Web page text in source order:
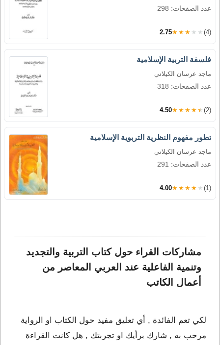
عدد الصفحات: 298
2.75★★★★★ (4)
فلسفة التربية الإسلامية
ماجد عرسان الكيلاني
عدد الصفحات: 318
4.50★★★★★ (2)
تطور مفهوم النظرية التربوية الإسلامية
ماجد عرسان الكيلاني
عدد الصفحات: 291
4.00★★★★★ (1)
مشاركات القراء حول كتاب التربية والتجديد
وتنمية الفاعلية عند العربي المعاصر من
أعمال الكاتب
لكي تعم الفائدة , أي تعليق مفيد حول الكتاب او الرواية
مرحب به , شارك برأيك او تجربتك , هل كانت القراءة